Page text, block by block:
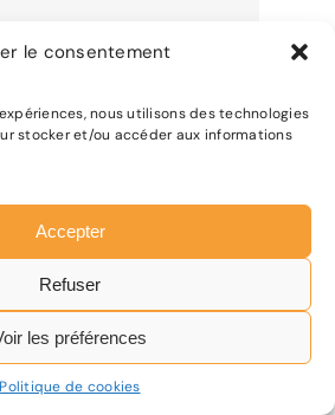
le consentement
nous utilisons des technologies
stocker et/ou accéder aux informations
Accepter
Refuser
les préférences
Politique de cookies
€TTC (474,17 HT)